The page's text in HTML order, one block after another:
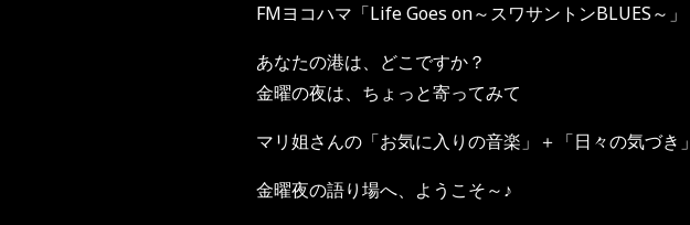
FMヨコハマ「Life Goes on～スワサントンBLUES～」
あなたの港は、どこですか？
金曜の夜は、ちょっと寄ってみて
マリ姐さんの「お気に入りの音楽」＋「日々の気づき」
金曜夜の語り場へ、ようこそ～♪